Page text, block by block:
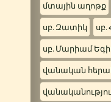
մտային աղոթք
սբ. Զատիկ սբ.
սբ. Մարիամ
վանական